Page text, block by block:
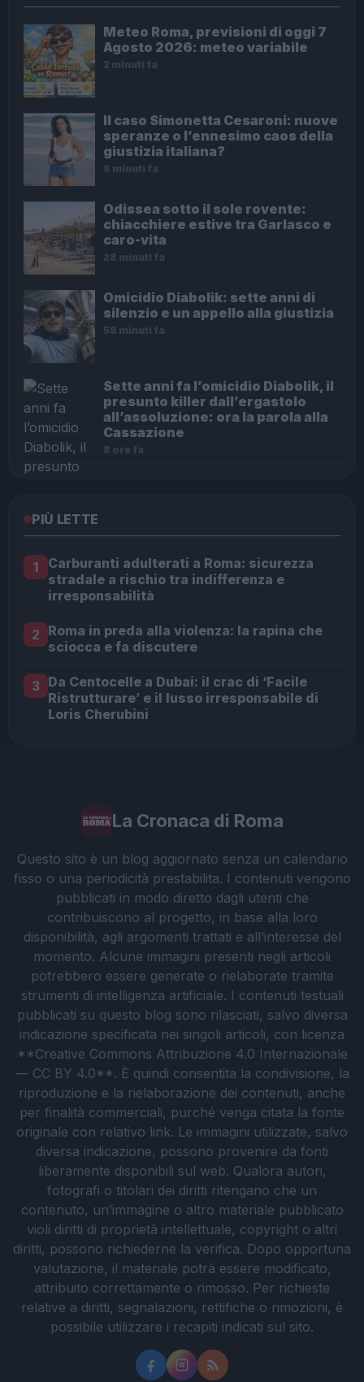
Meteo Roma, previsioni di oggi 7
Agosto 2026: meteo variabile
2 minuti fa
Il caso Simonetta Cesaroni: nuove
speranze o l’ennesimo caos della
giustizia italiana?
8 minuti fa
Odissea sotto il sole rovente:
chiacchiere estive tra Garlasco e
caro-vita
28 minuti fa
Omicidio Diabolik: sette anni di
silenzio e un appello alla giustizia
58 minuti fa
Sette anni fa l’omicidio Diabolik, il
presunto killer dall’ergastolo
all’assoluzione: ora la parola alla
Cassazione
8 ore fa
PIÙ LETTE
1
Carburanti adulterati a Roma: sicurezza
stradale a rischio tra indifferenza e
irresponsabilità
2 Roma in preda alla violenza: la rapina che
sciocca e fa discutere
3 Da Centocelle a Dubai: il crac di ‘Facile
Ristrutturare’ e il lusso irresponsabile di
Loris Cherubini
La Cronaca di Roma
Questo sito è un blog aggiornato senza un calendario
fisso o una periodicità prestabilita. I contenuti vengono
pubblicati in modo diretto dagli utenti che
contribuiscono al progetto, in base alla loro
disponibilità, agli argomenti trattati e all’interesse del
momento. Alcune immagini presenti negli articoli
potrebbero essere generate o rielaborate tramite
strumenti di intelligenza artificiale. I contenuti testuali
pubblicati su questo blog sono rilasciati, salvo diversa
indicazione specificata nei singoli articoli, con licenza
**Creative Commons Attribuzione 4.0 Internazionale
— CC BY 4.0**. È quindi consentita la condivisione, la
riproduzione e la rielaborazione dei contenuti, anche
per finalità commerciali, purché venga citata la fonte
originale con relativo link. Le immagini utilizzate, salvo
diversa indicazione, possono provenire da fonti
liberamente disponibili sul web. Qualora autori,
fotografi o titolari dei diritti ritengano che un
contenuto, un’immagine o altro materiale pubblicato
violi diritti di proprietà intellettuale, copyright o altri
diritti, possono richiederne la verifica. Dopo opportuna
valutazione, il materiale potrà essere modificato,
attribuito correttamente o rimosso. Per richieste
relative a diritti, segnalazioni, rettifiche o rimozioni, è
possibile utilizzare i recapiti indicati sul sito.